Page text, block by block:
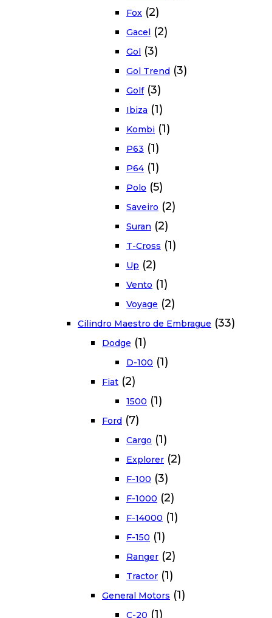
Fox (2)
Gacel (2)
Gol (3)
Gol Trend (3)
Golf (3)
Ibiza (1)
Kombi (1)
P63 (1)
P64 (1)
Polo (5)
Saveiro (2)
Suran (2)
T-Cross (1)
Up (2)
Vento (1)
Voyage (2)
Cilindro Maestro de Embrague (33)
Dodge (1)
D-100 (1)
Fiat (2)
1500 (1)
Ford (7)
Cargo (1)
Explorer (2)
F-100 (3)
F-1000 (2)
F-14000 (1)
F-150 (1)
Ranger (2)
Tractor (1)
General Motors (1)
C-20 (1)